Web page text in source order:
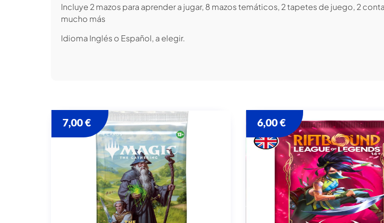
Incluye 2 mazos para aprender a jugar, 8 mazos temáticos, 2 tapetes de juego, 2
mucho más
Idioma Inglés o Español, a elegir.
7,00€ 6,00€